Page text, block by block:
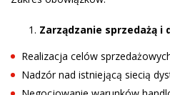
Zarządzanie sprzedażą i
Realizacja celów
Nadzór nad istniejącą siecią